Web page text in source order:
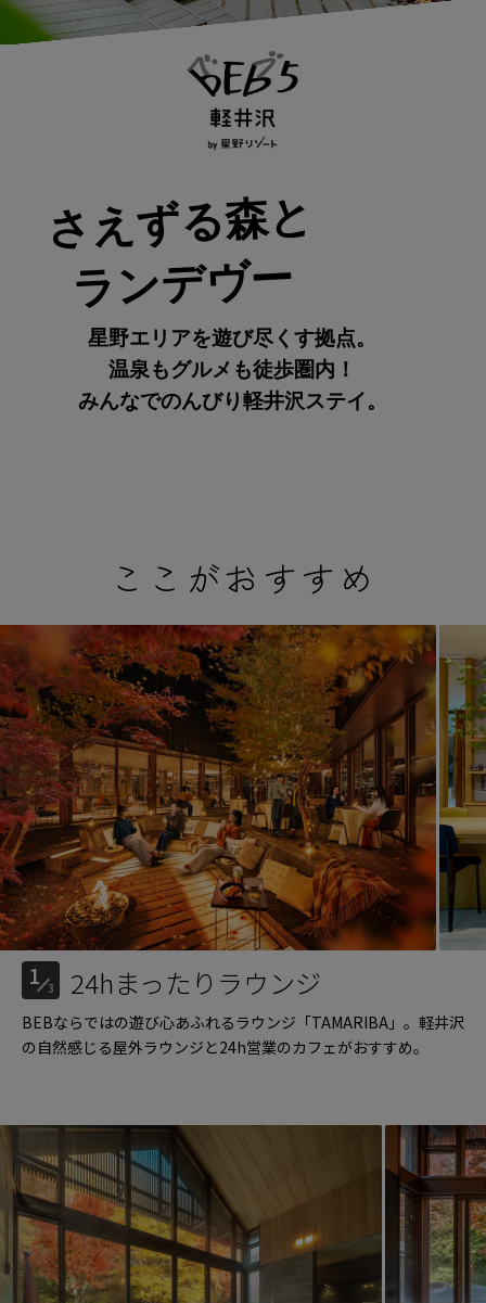
さえずる森と
ランデヴー
星野エリアを遊び尽くす拠点。
温泉もグルメも徒歩圏内！
みんなでのんびり軽井沢ステイ。
ここがおすすめ
1 3 24hまったりラウンジ
BEBならではの遊び心あふれるラウンジ「TAMARIBA」。軽井沢
の自然感じる屋外ラウンジと24h営業のカフェがおすすめ。